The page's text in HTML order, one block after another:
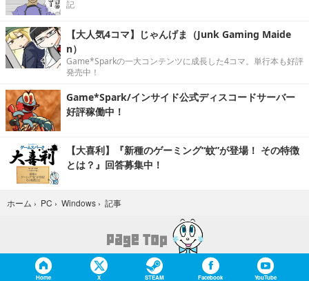
記
【大人気4コマ】じゃんげま（Junk Gaming Maide
n）
Game*Sparkの一大コンテンツに成長した4コマ。単行本も好評
発売中！
Game*Spark/インサイド公式ディスコードサーバー
好評稼働中！
【大喜利】『新種のゲーミング“蚊”が登場！ その特徴
とは？』回答募集中！
ホーム › PC › Windows › 記事
Home X STEAM Facebook YouTube